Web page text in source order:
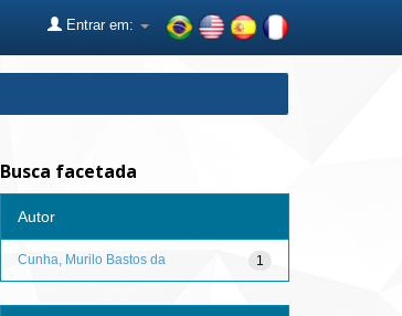
Entrar em:
Busca facetada
Autor
1
Cunha, Murilo Bastos da